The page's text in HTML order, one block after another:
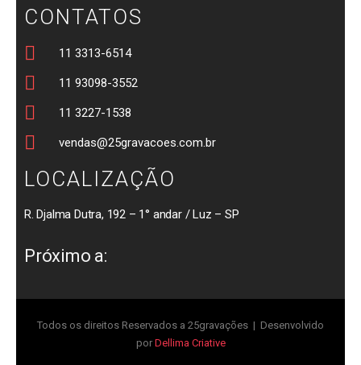
CONTATOS
11 3313-6514
11 93098-3552
11 3227-1538
vendas@25gravacoes.com.br
LOCALIZAÇÃO
R. Djalma Dutra, 192 – 1° andar / Luz – SP
Próximo a:
Todos os direitos Reservados a 25gravações | Desenvolvido
por Dellima Criative